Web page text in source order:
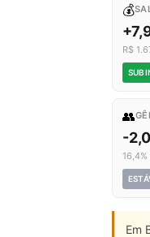
💰
R$
👥
-
Em